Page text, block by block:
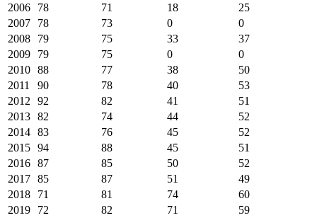
2006
78 71 18
25
2007
78 73 0
0
2008
79 75 33
37
2009
79 75 0
0
2010 88 77 38
50
2011
90 78 40
53
2012
92 82 41
51
2013 82 74 44
52
2014 83 76 45
52
2015 94 88 45
51
2016 87 85 50
52
2017 85 87 51
49
2018
71 81 74
60
2019
72 82 71
59